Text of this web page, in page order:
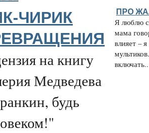
ЧИРИК
на книгу
Медведева
будь
ПРО
Я люблю
мама
влияет –